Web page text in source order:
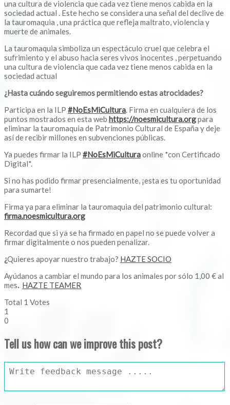
una cultura de violencia que cada vez tiene menos cabida en la
sociedad actual . Este hecho se considera una señal del declive de
la tauromaquia , una práctica que refleja maltrato, violencia y
muerte de animales.
La tauromaquia simboliza un espectáculo cruel que celebra el
sufrimiento y el abuso hacia seres vivos inocentes , perpetuando
una cultura de violencia que cada vez tiene menos cabida en la
sociedad actual
¿Hasta cuándo seguiremos permitiendo estas atrocidades?
Participa en la ILP #NoEsMiCultura. Firma en cualquiera de los
puntos mostrados en esta web https://noesmicultura.orgpara
eliminar la tauromaquia de Patrimonio Cultural de España y deje
así de recibir millones en subvenciones públicas.
Ya puedes firmar la ILP #NoEsMiCulturaonline *con Certificado
Digital*.
Si no has podido firmar presencialmente, ¡esta es tu oportunidad
para sumarte!
Firma ya para eliminar la tauromaquia del patrimonio cultural:
firma.noesmicultura.org
Recordad que si ya se ha firmado en papel no se puede volver a
firmar digitalmente o nos pueden penalizar.
¿Quieres apoyar nuestro trabajo? HAZTE SOCIO
Ayúdanos a cambiar el mundo para los animales por sólo 1,00 € al
mes. HAZTE TEAMER
Total 1 Votes
1
0
Tell us how can we improve this post?